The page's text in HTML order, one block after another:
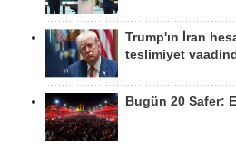
Trump'ın İran
teslimiyet
Bugün 20 Safer: